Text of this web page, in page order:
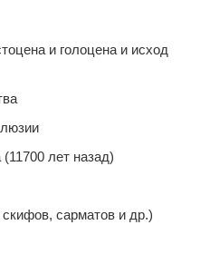
и голоцена и исход
лет назад)
сарматов и др.)